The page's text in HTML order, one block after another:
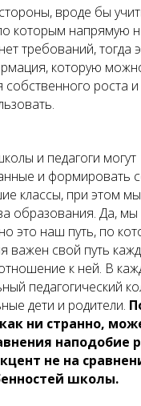
вроде бы
которым напрямую
требований, тогда
которую
собственного роста
и педагоги могут
и формировать
классы, при этом
образования. Да,
это наш путь, по
важен свой путь
к ней. В
педагогический
дети и родители.
ни странно,
наподобие
не на
школы.